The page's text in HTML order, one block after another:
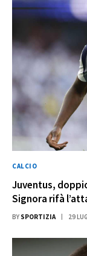
CALCIO
Juventus,
Signora rifà
BY SPORTIZIA 29